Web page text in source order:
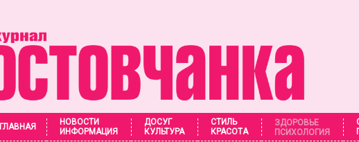
ГЛАВНАЯ
НОВОСТИ
ИНФОРМАЦИЯ
ДОСУГ
КУЛЬТУРА
СТИЛЬ
КРАСОТА
ЗДОРОВЬЕ
ПСИХОЛОГИЯ